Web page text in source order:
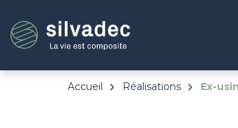
au
contenu
principal
Accueil Réalisations Ex-